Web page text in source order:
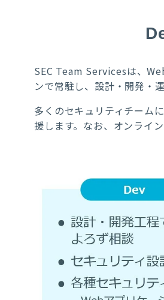
SEC Team Servicesは、
ンで常駐し、設計・開発・
多くのセキュリティチーム
援します。なお、オンライ